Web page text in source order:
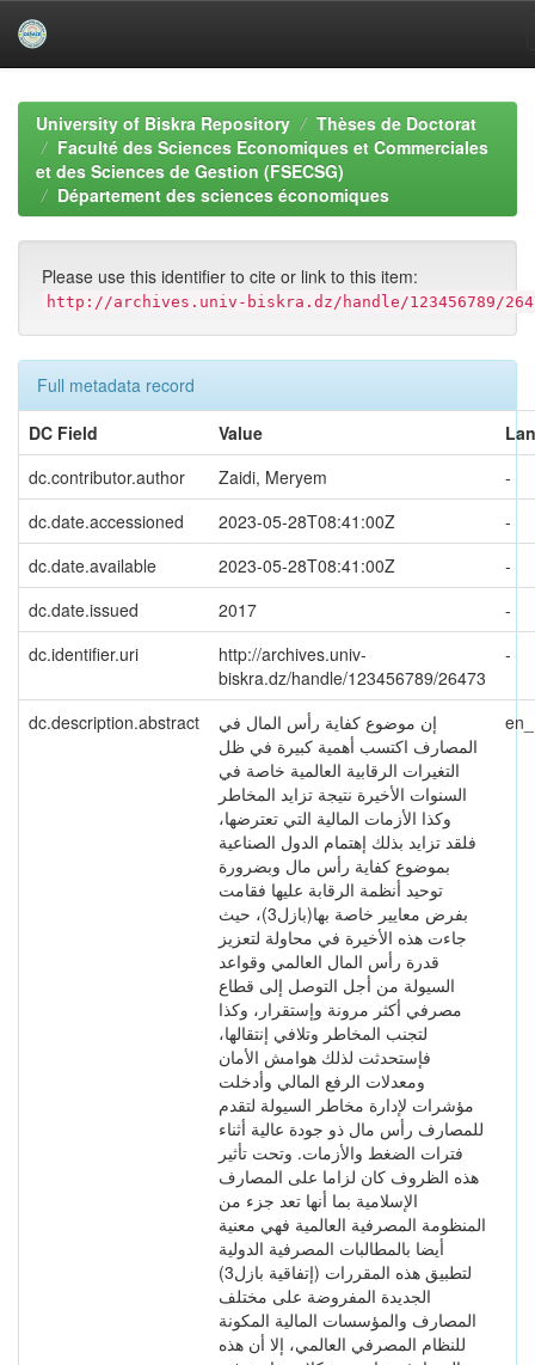
navigationUniversity of Biskra Repository
Thèses de Doctorat
Faculté des Sciences Economiques et Commerciales
et des Sciences de Gestion (FSECSG)
Département des sciences économiques
Please use this identifier to cite or link to this item:
http://archives.univ-biskra.dz/handle/123456789/
Full metadata record
DC Field
Value
dc.contributor.author
Zaidi, Meryem
-
dc.date.accessioned
2023-05-28T08:41:00Z
-
dc.date.available
2023-05-28T08:41:00Z
-
dc.date.issued
2017
-
dc.identifier.uri
http://archives.univ-
biskra.dz/handle/123456789/26473
-
dc.description.abstract
إن موضوع كفاية رأس المال في
المصارف اكتسب أهمية كبيرة في ظل
التغيرات الرقابية العالمية خاصة في
السنوات الأخيرة نتيجة تزايد المخاطر
وكذا الأزمات المالية التي تعترضها،
فلقد تزايد بذلك إهتمام الدول الصناعية
بموضوع كفاية رأس مال وبضرورة
توحيد أنظمة الرقابة عليها فقامت
بفرض معايير خاصة بها(بازل3)، حيث
جاءت هذه الأخيرة في محاولة لتعزيز
قدرة رأس المال العالمي وقواعد
السيولة من أجل التوصل إلى قطاع
مصرفي أكثر مرونة وإستقرار، وكذا
لتجنب المخاطر وتلافي إنتقالها،
فإستحدثت لذلك هوامش الأمان
ومعدلات الرفع المالي وأدخلت
مؤشرات لإدارة مخاطر السيولة لتقدم
للمصارف رأس مال ذو جودة عالية أثناء
فترات الضغط والأزمات. وتحت تأثير
هذه الظروف كان لزاما على المصارف
الإسلامية بما أنها تعد جزء من
المنظومة المصرفية العالمية فهي معنية
أيضا بالمطالبات المصرفية الدولية
لتطبيق هذه المقررات (إتفاقية بازل3)
الجديدة المفروضة على مختلف
المصارف والمؤسسات المالية المكونة
للنظام المصرفي العالمي، إلا أن هذه